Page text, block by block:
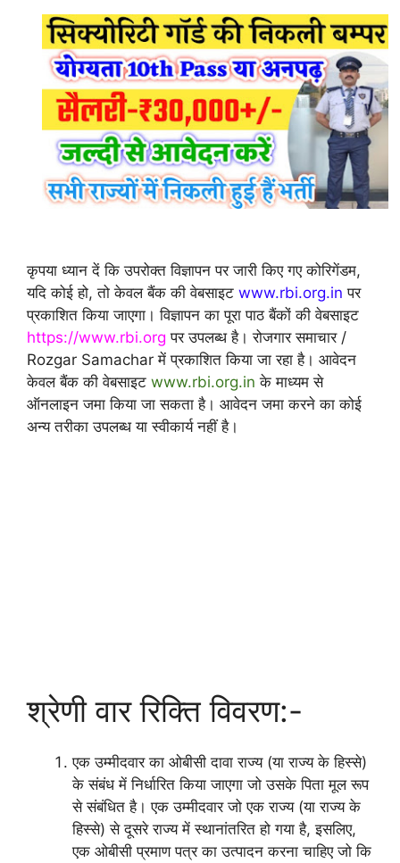
कृपया ध्यान दें कि उपरोक्त विज्ञापन पर जारी किए गए कोरिगेंडम,
यदि कोई हो, तो केवल बैंक की वेबसाइट www.rbi.org.in पर
प्रकाशित किया जाएगा। विज्ञापन का पूरा पाठ बैंकों की वेबसाइट
https://www.rbi.orgपर उपलब्ध है। रोजगार समाचार /
Rozgar Samachar में प्रकाशित किया जा रहा है। आवेदन
केवल बैंक की वेबसाइट www.rbi.org.in के माध्यम से
ऑनलाइन जमा किया जा सकता है। आवेदन जमा करने का कोई
अन्य तरीका उपलब्ध या स्वीकार्य नहीं है।
श्रेणी वार रिक्ति विवरण:-
एक उम्मीदवार का ओबीसी दावा राज्य (या राज्य के हिस्से)
के संबंध में निर्धारित किया जाएगा जो उसके पिता मूल रूप
से संबंधित है। एक उम्मीदवार जो एक राज्य (या राज्य के
हिस्से) से दूसरे राज्य में स्थानांतरित हो गया है, इसलिए,
एक ओबीसी प्रमाण पत्र का उत्पादन करना चाहिए जो कि